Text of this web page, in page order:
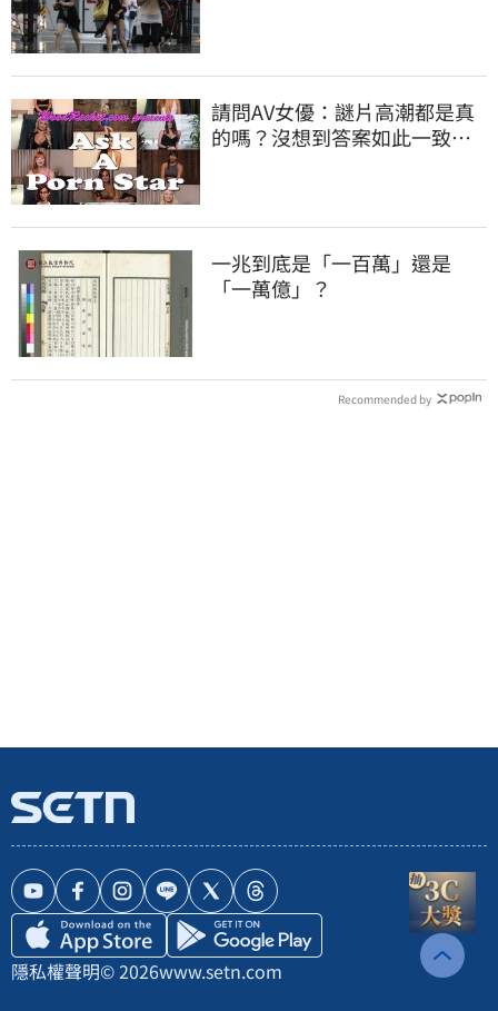
請問AV女優：謎片高潮都是真
的嗎？沒想到答案如此一致…
一兆到底是「一百萬」還是
「一萬億」？
Recommended by
隱私權聲明© 2026www.setn.com